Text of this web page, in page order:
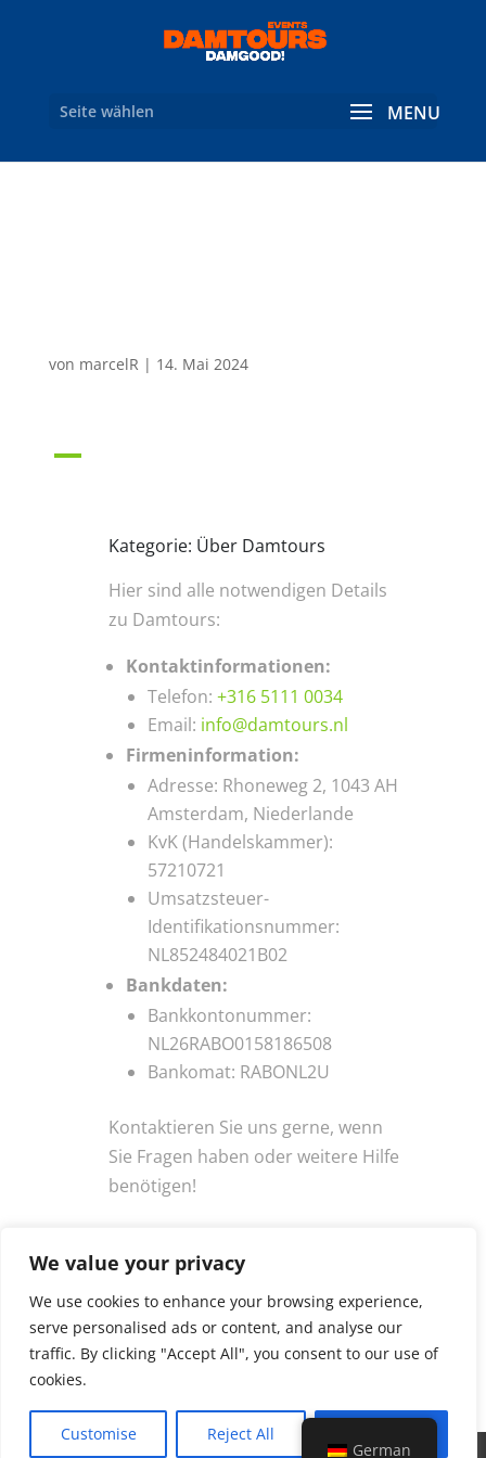
We value your privacy
We use cookies to enhance your browsing experience,
serve personalised ads or content, and analyse our
traffic. By clicking "Accept All", you consent to our use of
cookies.
Customise Reject All
Seite wählen
von marcelR | 14. Mai 2024
A
Kategorie: Über Damtours
Hier sind alle notwendigen Details
zu Damtours:
Kontaktinformationen:
Telefon: +316 5111 0034
Email: info@damtours.nl
Firmeninformation:
Adresse: Rhoneweg 2, 1043 AH
Amsterdam, Niederlande
KvK (Handelskammer):
57210721
Umsatzsteuer-
Identifikationsnummer:
NL852484021B02
Bankdaten:
Bankkontonummer:
NL26RABO0158186508
Bankomat: RABONL2U
Kontaktieren Sie uns gerne, wenn
Sie Fragen haben oder weitere Hilfe
benötigen!
Neueste Kommentare
German